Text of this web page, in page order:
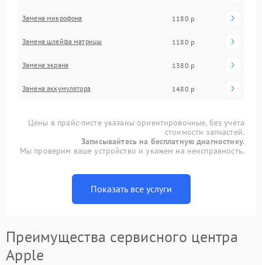
Замена микрофона 1180 р
Замена шлейфа матрицы 1180 р
Замена экрана 1380 р
Замена аккумулятора 1480 р
Цены в прайс-листе указаны ориентировочные, без учета
стоимости запчастей.
Записывайтесь на бесплатную диагностику.
Мы проверим ваше устройство и укажем на неисправность.
Показать все услуги
Преимущества сервисного центра
Apple